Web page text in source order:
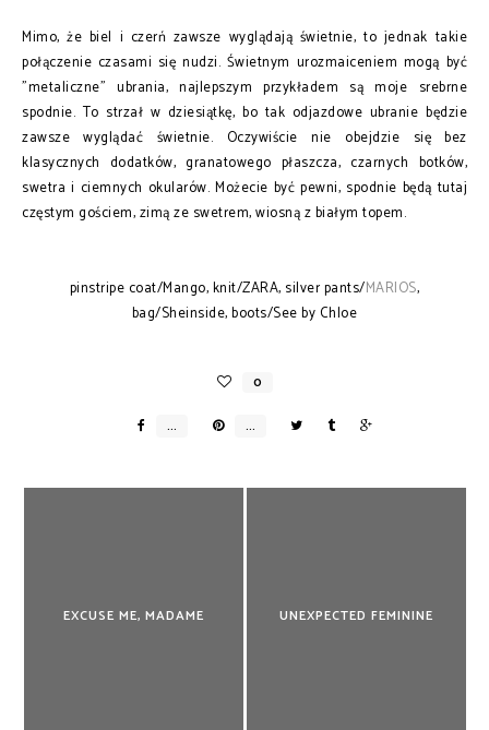
Mimo, że biel i czerń zawsze wyglądają świetnie, to jednak takie
połączenie czasami się nudzi. Świetnym urozmaiceniem mogą być
"metaliczne" ubrania, najlepszym przykładem są moje srebrne
spodnie. To strzał w dziesiątkę, bo tak odjazdowe ubranie będzie
zawsze wyglądać świetnie. Oczywiście nie obejdzie się bez
klasycznych dodatków, granatowego płaszcza, czarnych botków,
swetra i ciemnych okularów. Możecie być pewni, spodnie będą tutaj
częstym gościem, zimą ze swetrem, wiosną z białym topem.
pinstripe coat/Mango, knit/ZARA, silver pants/MARIOS,
bag/Sheinside, boots/See by Chloe
EXCUSE ME, MADAME UNEXPECTED FEMININE